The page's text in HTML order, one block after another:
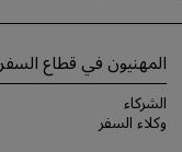
المهنيون في قطاع السفر
الشركاء
وكلاء السفر